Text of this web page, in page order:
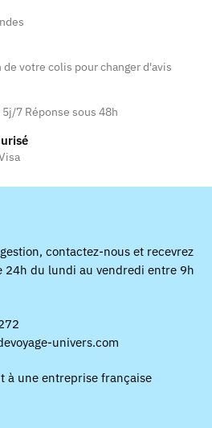
être
sur
votre colis pour changer d'avis
7 Réponse sous 48h
contactez-nous et recevrez
24h du lundi au vendredi entre 9h
univers.com
à une entreprise française